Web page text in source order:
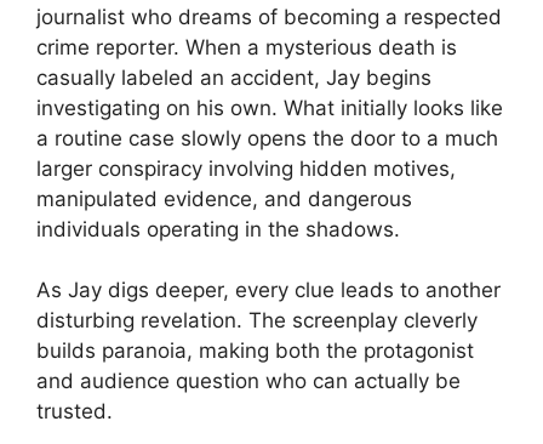
journalist who dreams of becoming a respected
crime reporter. When a mysterious death is
casually labeled an accident, Jay begins
investigating on his own. What initially looks like
a routine case slowly opens the door to a much
larger conspiracy involving hidden motives,
manipulated evidence, and dangerous
individuals operating in the shadows.
As Jay digs deeper, every clue leads to another
disturbing revelation. The screenplay cleverly
builds paranoia, making both the protagonist
and audience question who can actually be
trusted.